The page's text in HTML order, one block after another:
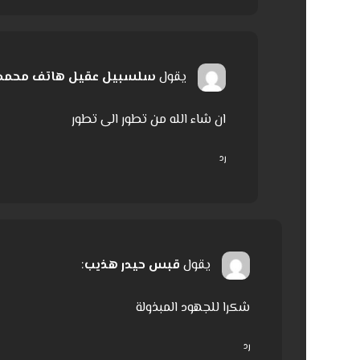
يقول سلسبيل عقيل هاتف
ان شاء الله من تطور الى تطور
رد
يقول قبس حيدر هذيب:
شكرا للجهود المبذولة
رد